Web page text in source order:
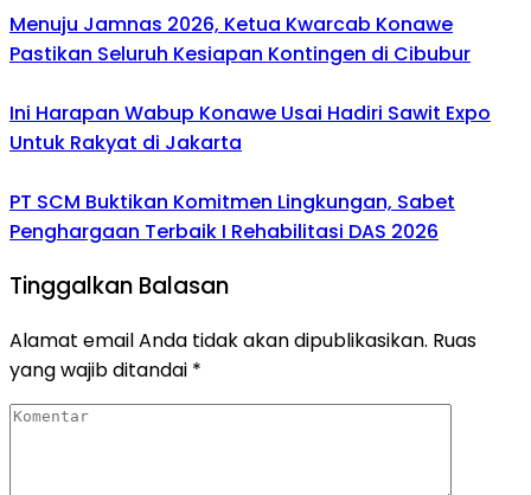
Menuju Jamnas 2026, Ketua Kwarcab Konawe
Pastikan Seluruh Kesiapan Kontingen di Cibubur
Ini Harapan Wabup Konawe Usai Hadiri Sawit Expo
Untuk Rakyat di Jakarta
PT SCM Buktikan Komitmen Lingkungan, Sabet
Penghargaan Terbaik I Rehabilitasi DAS 2026
Tinggalkan Balasan
Alamat email Anda tidak akan dipublikasikan. Ruas
yang wajib ditandai *